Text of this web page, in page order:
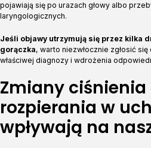
pojawiają się po urazach głowy albo
laryngologicznych.
Jeśli objawy utrzymują się przez kilka
gorączka, warto niezwłocznie zgłosić
właściwej diagnozy i wdrożenia
Zmiany ciśnienia
rozpierania w
wpływają na